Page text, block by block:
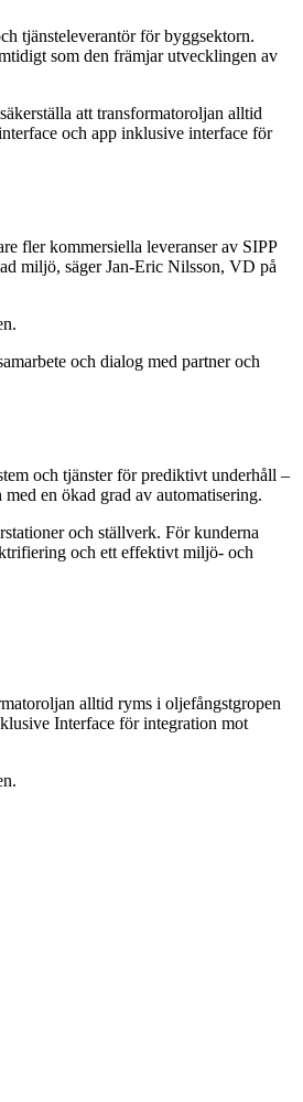
tjänsteleverantör för byggsektorn.
som den främjar utvecklingen av
att transformatoroljan alltid
och app inklusive interface för
fler kommersiella leveranser av SIPP
miljö, säger Jan-Eric Nilsson, VD på
och dialog med partner och
och tjänster för prediktivt underhåll –
en ökad grad av automatisering.
och ställverk. För kunderna
och ett effektivt miljö- och
alltid ryms i oljefångstgropen
Interface för integration mot